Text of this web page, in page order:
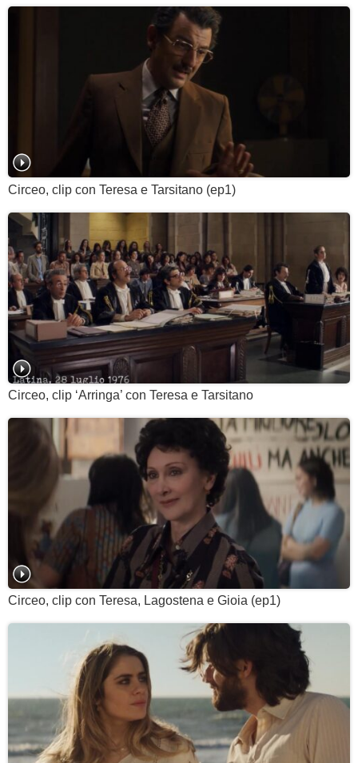
Circeo, clip con Teresa e Tarsitano (ep1)
Circeo, clip ‘Arringa’ con Teresa e Tarsitano
Circeo, clip con Teresa, Lagostena e Gioia (ep1)